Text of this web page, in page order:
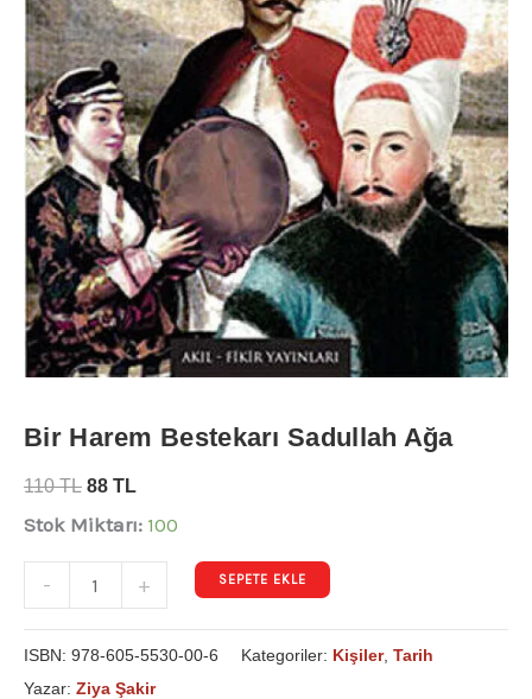
Bir Harem Bestekarı Sadullah Ağa
110TL 88 TL
Stok Miktarı: 100
- + SEPETE EKLE
ISBN: 978-605-5530-00-6 Kategoriler: Kişiler, Tarih
Yazar: Ziya Şakir